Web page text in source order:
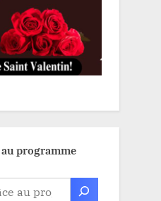
programme